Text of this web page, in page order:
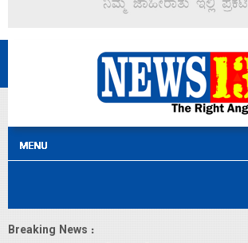
Breaking News :